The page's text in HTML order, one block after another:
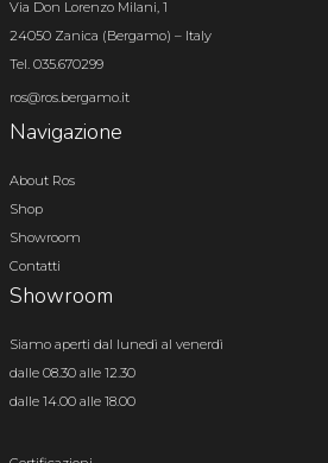
Via Don Lorenzo Milani, 1
24050 Zanica (Bergamo) – Italy
Tel. 035.670299
ros@ros.bergamo.it
Navigazione
About Ros
Shop
Showroom
Contatti
Showroom
Siamo aperti dal lunedì al venerdì
dalle 08.30 alle 12.30
dalle 14.00 alle 18.00